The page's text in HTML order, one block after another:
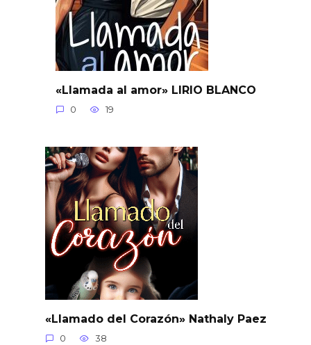
«Llamada al amor» LIRIO BLANCO
0 19
«Llamado del Corazón» Nathaly Paez
0 38